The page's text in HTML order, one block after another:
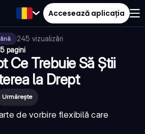
Accesează aplicația
245 vizualizări·
5 pagini
Ce Trebuie Să Știi
la Drept
Urmărește
de vorbire flexibilă care